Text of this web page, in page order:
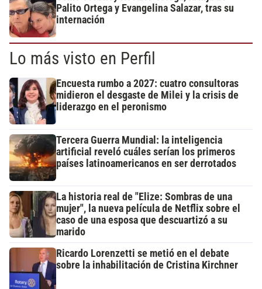
Palito Ortega y Evangelina Salazar, tras su
internación
Lo más visto en Perfil
Encuesta rumbo a 2027: cuatro consultoras
midieron el desgaste de Milei y la crisis de
liderazgo en el peronismo
Tercera Guerra Mundial: la inteligencia
artificial reveló cuáles serían los primeros
países latinoamericanos en ser derrotados
La historia real de "Elize: Sombras de una
mujer", la nueva película de Netflix sobre el
caso de una esposa que descuartizó a su
marido
Ricardo Lorenzetti se metió en el debate
sobre la inhabilitación de Cristina Kirchner